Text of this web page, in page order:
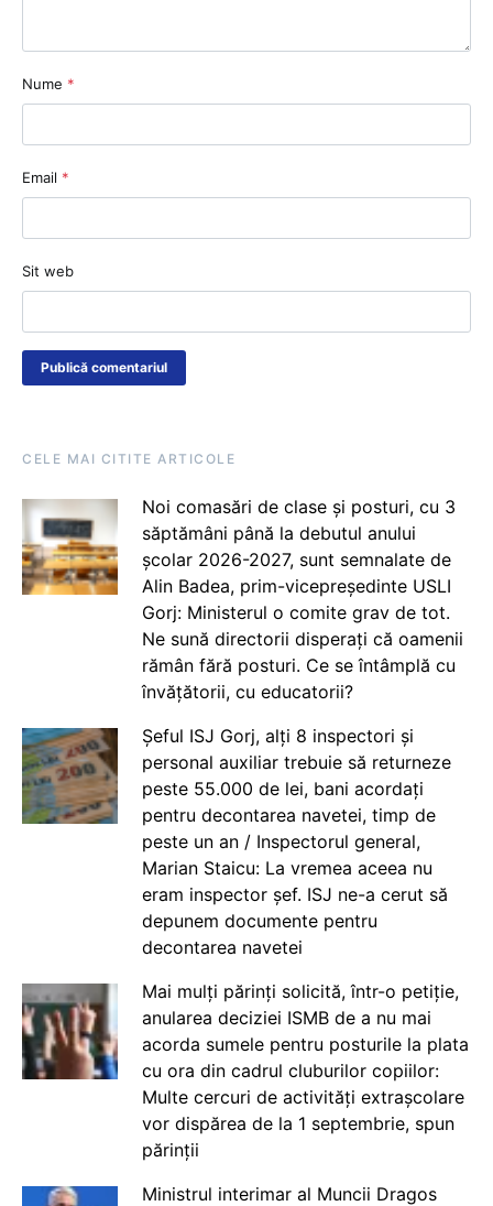
Nume *
Email *
Sit web
CELE MAI CITITE ARTICOLE
Noi comasări de clase și posturi, cu 3
săptămâni până la debutul anului
școlar 2026-2027, sunt semnalate de
Alin Badea, prim-vicepreședinte USLI
Gorj: Ministerul o comite grav de tot.
Ne sună directorii disperați că oamenii
rămân fără posturi. Ce se întâmplă cu
învățătorii, cu educatorii?
Șeful ISJ Gorj, alți 8 inspectori și
personal auxiliar trebuie să returneze
peste 55.000 de lei, bani acordați
pentru decontarea navetei, timp de
peste un an / Inspectorul general,
Marian Staicu: La vremea aceea nu
eram inspector șef. ISJ ne-a cerut să
depunem documente pentru
decontarea navetei
Mai mulți părinți solicită, într-o petiție,
anularea deciziei ISMB de a nu mai
acorda sumele pentru posturile la plata
cu ora din cadrul cluburilor copiilor:
Multe cercuri de activități extrașcolare
vor dispărea de la 1 septembrie, spun
părinții
Ministrul interimar al Muncii Dragos